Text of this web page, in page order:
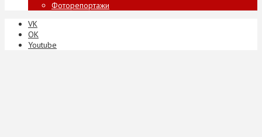
Фоторепортажи
VK
ОК
Youtube